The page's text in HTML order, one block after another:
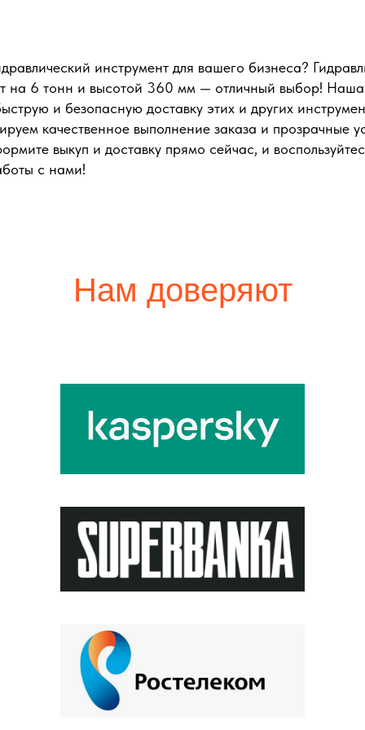
инструмент для вашего бизнеса?
на 6 тонн и высотой 360 мм — отличный выбор!
и безопасную доставку этих и других
качественное выполнение заказа и прозрачные
выкуп и доставку прямо сейчас, и
с нами!
Нам доверяют